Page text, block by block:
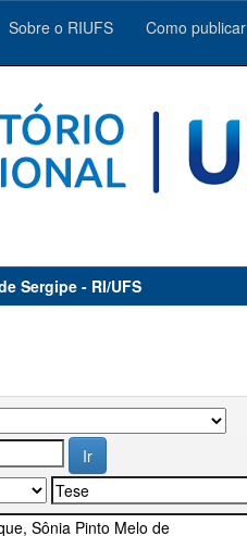
Sobre o RIUFS Como publicar
Sergipe - RI/UFS